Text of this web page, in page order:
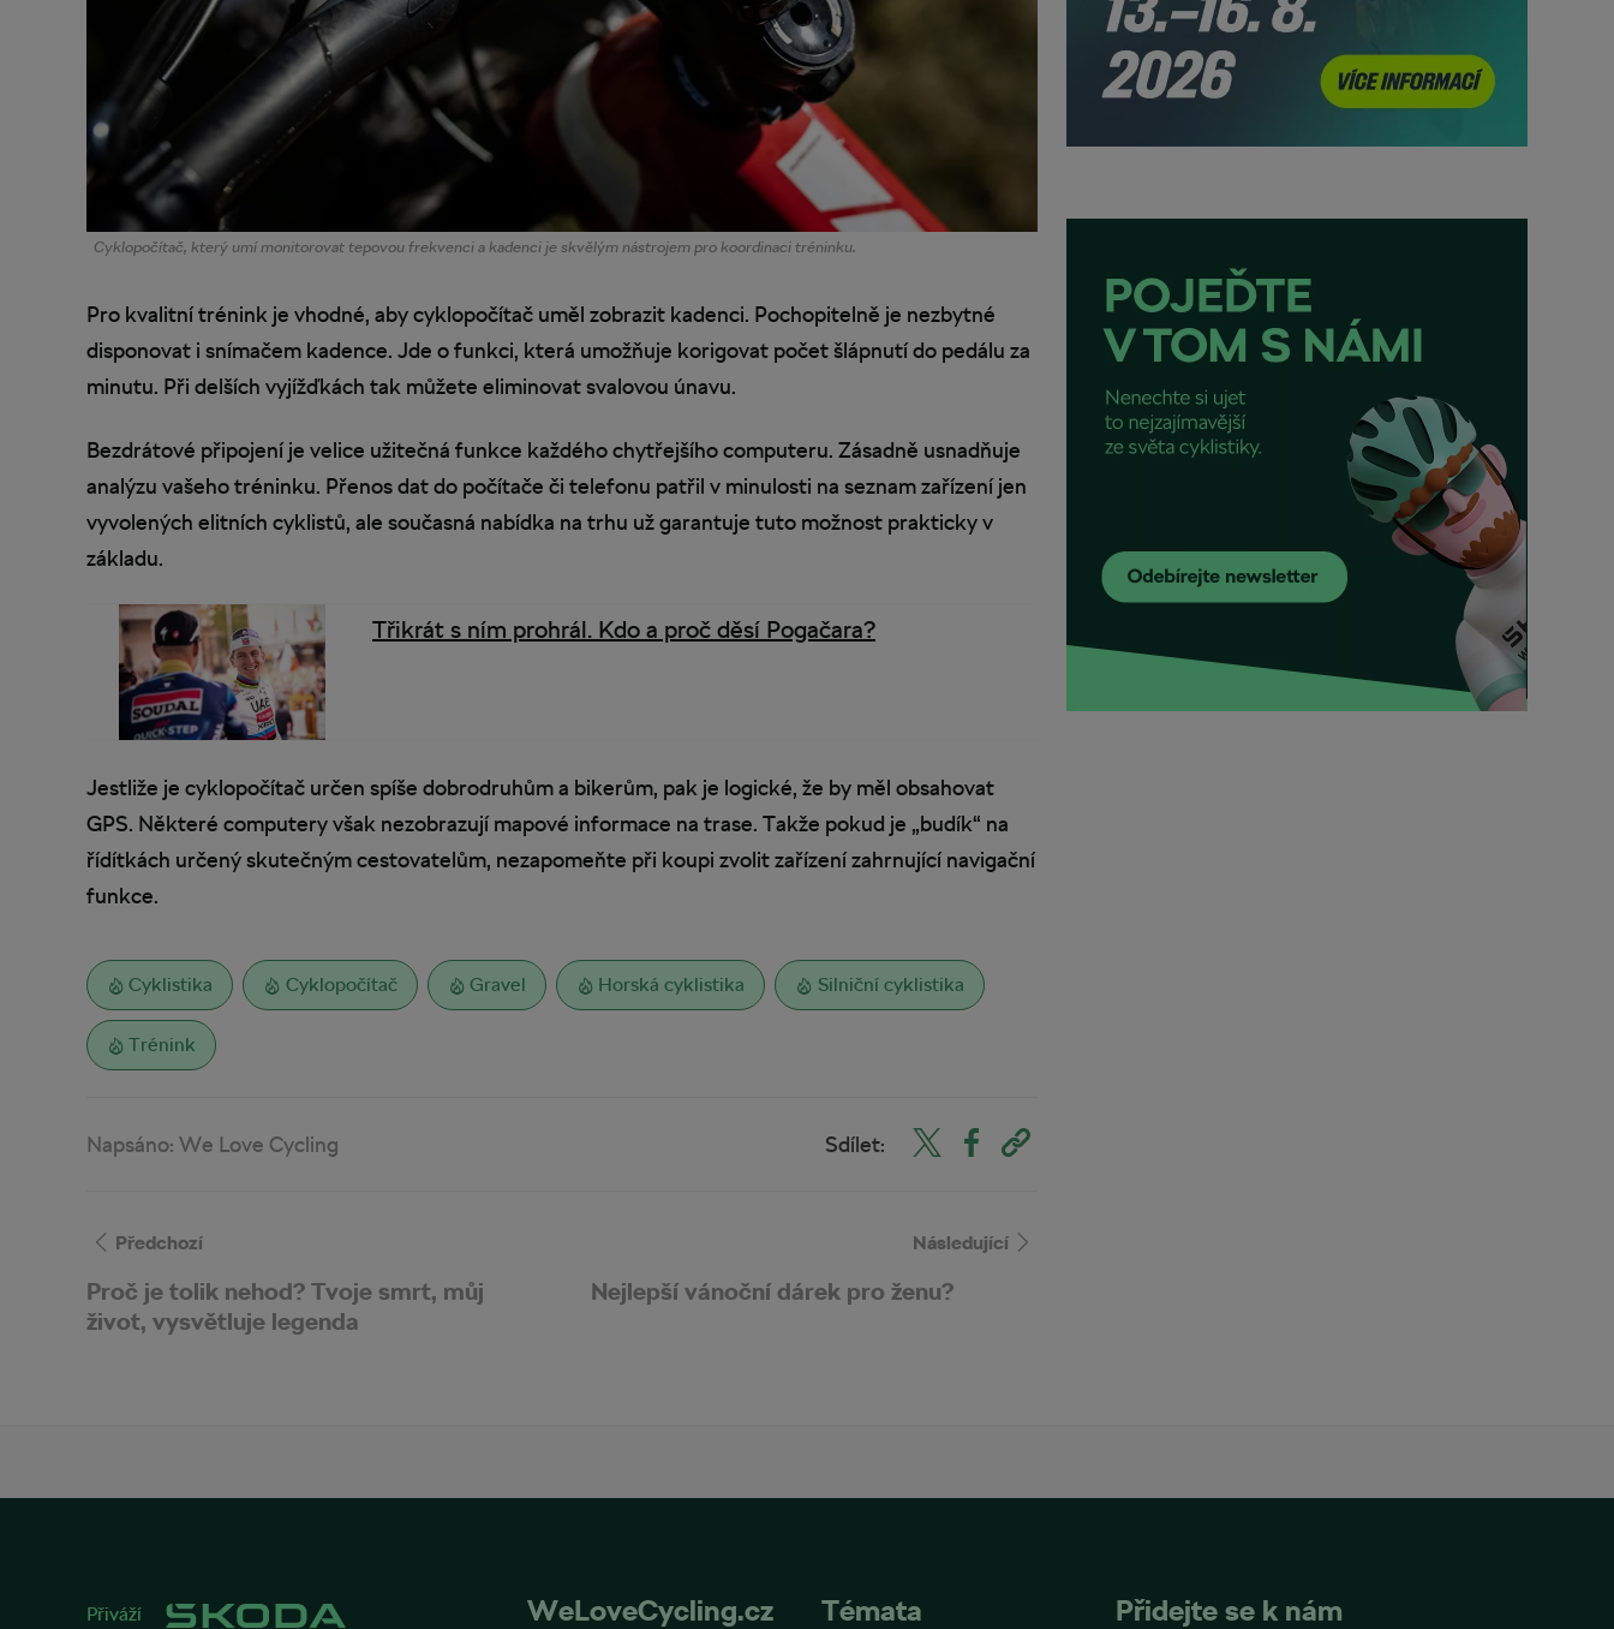
Cyklopočítač, který umí monitorovat tepovou frekvenci a kadenci je skvělým nástrojem pro koordinaci tréninku.
Pro kvalitní trénink je vhodné, aby cyklopočítač uměl zobrazit kadenci. Pochopitelně je nezbytné
disponovat i snímačem kadence. Jde o funkci, která umožňuje korigovat počet šlápnutí do pedálu za
minutu. Při delších vyjížďkách tak můžete eliminovat svalovou únavu.
Bezdrátové připojení je velice užitečná funkce každého chytřejšího computeru. Zásadně usnadňuje
analýzu vašeho tréninku. Přenos dat do počítače či telefonu patřil v minulosti na seznam zařízení jen
vyvolených elitních cyklistů, ale současná nabídka na trhu už garantuje tuto možnost prakticky v
základu.
Třikrát s ním prohrál. Kdo a proč děsí Pogačara?
Jestliže je cyklopočítač určen spíše dobrodruhům a bikerům, pak je logické, že by měl obsahovat
GPS. Některé computery však nezobrazují mapové informace na trase. Takže pokud je „budík“ na
řídítkách určený skutečným cestovatelům, nezapomeňte při koupi zvolit zařízení zahrnující navigační
funkce.
Cyklistika Cyklopočítač Gravel Horská cyklistika Silniční cyklistika
Trénink
Napsáno: We Love Cycling Sdílet:
Předchozí
Proč je tolik nehod? Tvoje smrt, můj
život, vysvětluje legenda
Následující
Nejlepší vánoční dárek pro ženu?
Přiváží WeLoveCycling.cz Témata Přidejte se k nám